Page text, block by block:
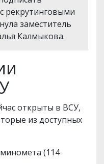
рекрутинговыми
заместитель
Калмыкова.
открыты в ВСУ,
из доступных
(114